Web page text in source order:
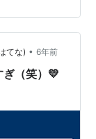
イアのバト
ドンの負の
時３０分～
てな) • 6年前
（笑）💛